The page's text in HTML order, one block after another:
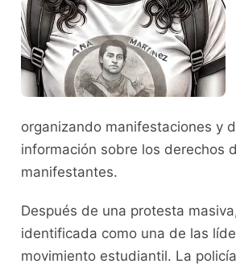
organizando manifestaciones y
información sobre los derechos
manifestantes.
Después de una protesta
identificada como una de las
movimiento estudiantil. La